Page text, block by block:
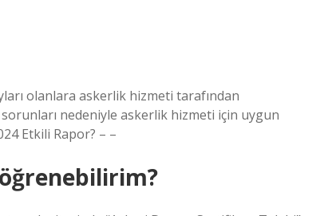
olanlara askerlik hizmeti tarafından
nedeniyle askerlik hizmeti için uygun
Etkili Rapor? – –